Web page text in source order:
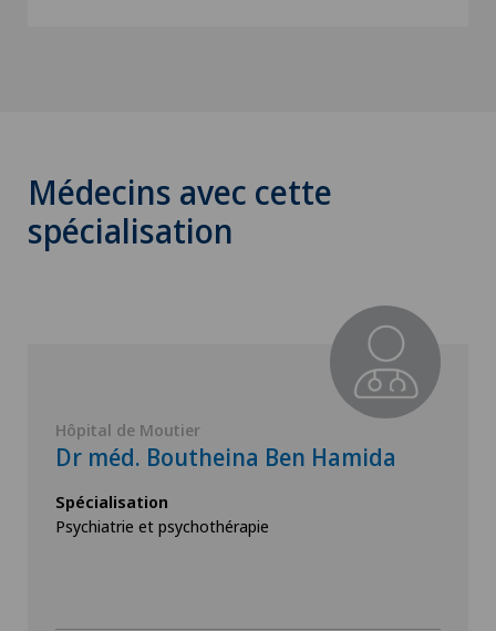
Médecins avec cette
spécialisation
Hôpital de Moutier
Dr méd. Boutheina Ben Hamida
Spécialisation
Psychiatrie et psychothérapie